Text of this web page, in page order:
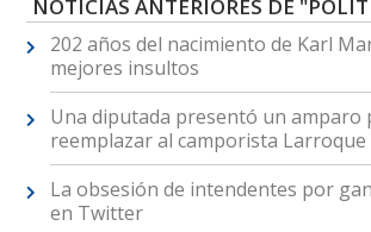
NOTICIAS ANTERIORES DE
202 años del nacimiento de Karl
mejores insultos
Una diputada presentó un amparo
reemplazar al camporista Larroque
La obsesión de intendentes por
en Twitter